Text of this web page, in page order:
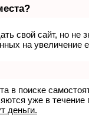
свой сайт, но не
на увеличение
в поиске
уже в
деньги.